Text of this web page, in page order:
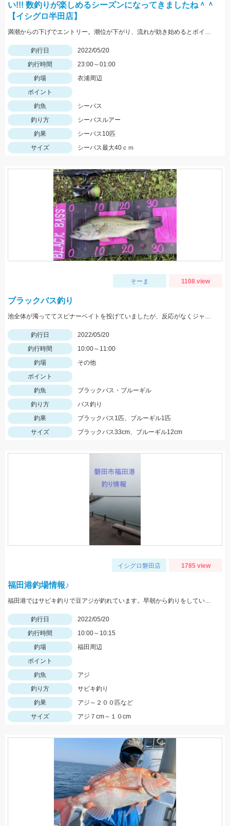
い!!! 数釣りが楽しめるシーズンになってきましたね＾＾
【イシグロ半田店】
満潮からの下げでエントリー。潮位が下がり、流れが効き始めるとボイル多数。小型ルアーでスローで巻くと効果的でした。
釣行日
2022/05/20
釣行時間
23:00～01:00
釣場
衣浦周辺
ポイント
釣魚
シーバス
釣り方
シーバスルアー
釣果
シーバス10匹
サイズ
シーバス最大40ｃｍ
そーま 1108 view
ブラックバス釣り
池全体が濁っててスピナーベイトを投げていましたが、反応がなくジャッカルRVバグ1.5を投げると一投目でヒット！
釣行日
2022/05/20
釣行時間
10:00～11:00
釣場
その他
ポイント
釣魚
ブラックバス・ブルーギル
釣り方
バス釣り
釣果
ブラックバス1匹、ブルーギル1匹
サイズ
ブラックバス33cm、ブルーギル12cm
イシグロ磐田店 1785 view
福田港釣場情報♪
福田港ではサビキ釣りで豆アジが釣れています。早朝から釣りをしている方で２００匹以上釣っている方もいらっしゃいました。
釣行日
2022/05/20
釣行時間
10:00～10:15
釣場
福田周辺
ポイント
釣魚
アジ
釣り方
サビキ釣り
釣果
アジ～２００匹など
サイズ
アジ７cm～１０cm